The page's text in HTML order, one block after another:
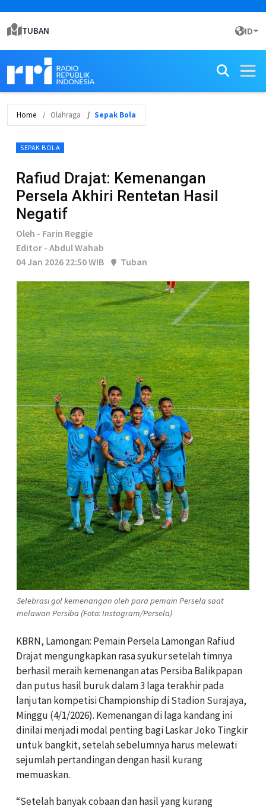
TUBAN ID
Home Olahraga Sepak Bola
SEPAK BOLA
Rafiud Drajat: Kemenangan
Persela Akhiri Rentetan Hasil
Negatif
Oleh - Farin Reggie
Editor - Abdul Wahab
04 Jan 2026 22:50 WIB
Tuban
Selebrasi gol kemenangan oleh para pemain Persela saat
melawan Persiba (Foto: Instagram/Persela)
KBRN, Lamongan: Pemain Persela Lamongan Rafiud
Drajat mengungkapkan rasa syukur setelah timnya
berhasil meraih kemenangan atas Persiba Balikpapan
dan putus hasil buruk dalam 3 laga terakhir pada
lanjutan kompetisi Championship di Stadion Surajaya,
Minggu (4/1/2026). Kemenangan di laga kandang ini
dinilai menjadi modal penting bagi Laskar Joko Tingkir
untuk bangkit, setelah sebelumnya harus melewati
sejumlah pertandingan dengan hasil kurang
memuaskan.
“Setelah banyak cobaan dan hasil yang kurang